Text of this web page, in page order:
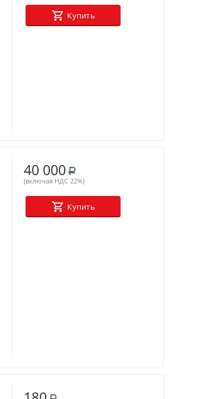
Купить
40 000 Р
(включая НДС 22%)
Купить